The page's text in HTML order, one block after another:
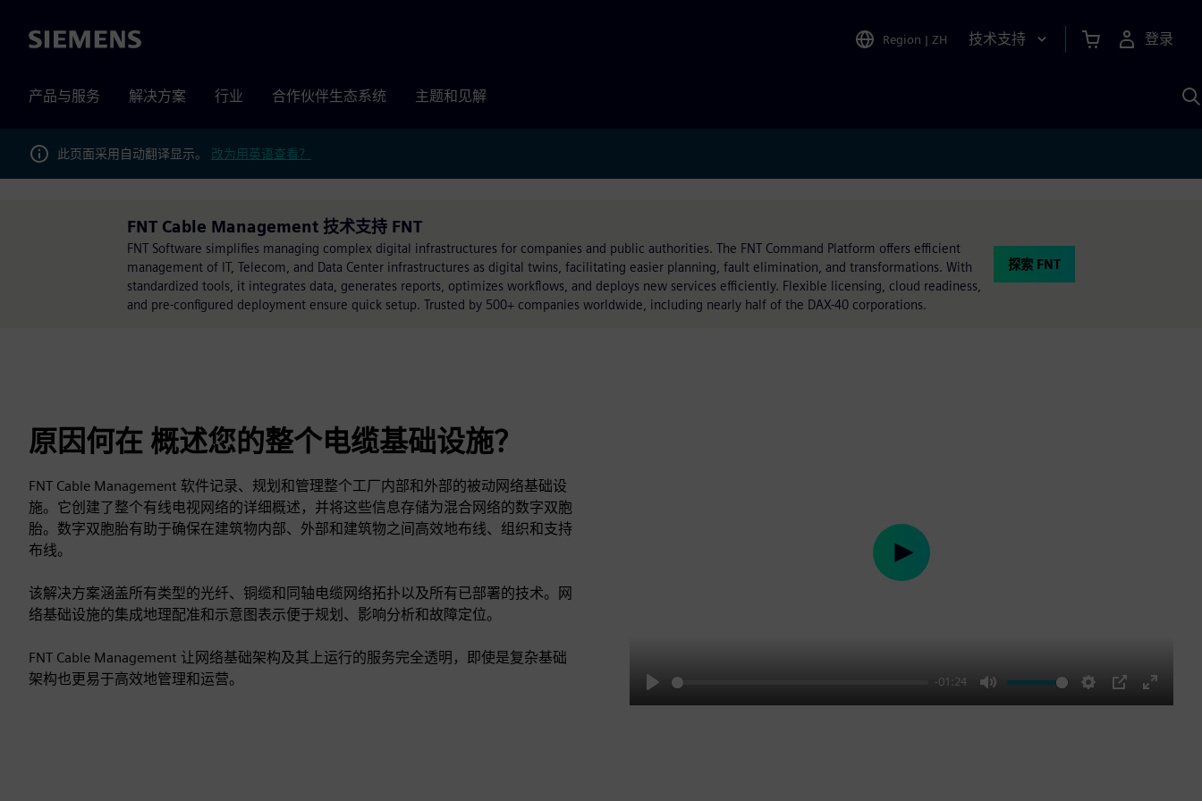
Siemens Region | ZH 技术支持 登录
产品与服务 解决方案 行业 合作伙伴生态系统 主题和见解
此页面采用自动翻译显示。 改为用英语查看？
FNT Cable Management 技术支持 FNT
FNT Software simplifies managing complex digital infrastructures for companies and public authorities. The FNT Command Platform offers efficient
management of IT, Telecom, and Data Center infrastructures as digital twins, facilitating easier planning, fault elimination, and transformations. With
standardized tools, it integrates data, generates reports, optimizes workflows, and deploys new services efficiently. Flexible licensing, cloud readiness,
and pre-configured deployment ensure quick setup. Trusted by 500+ companies worldwide, including nearly half of the DAX-40 corporations.
探索 FNT
原因何在 概述您的整个电缆基础设施？
FNT Cable Management 软件记录、规划和管理整个工厂内部和外部的被动网络基础设
施。它创建了整个有线电视网络的详细概述，并将这些信息存储为混合网络的数字双胞
胎。数字双胞胎有助于确保在建筑物内部、外部和建筑物之间高效地布线、组织和支持
布线。
该解决方案涵盖所有类型的光纤、铜缆和同轴电缆网络拓扑以及所有已部署的技术。网
络基础设施的集成地理配准和示意图表示便于规划、影响分析和故障定位。
FNT Cable Management 让网络基础架构及其上运行的服务完全透明，即使是复杂基础
架构也更易于高效地管理和运营。
Play
-01:24
Mute Settings
PIP
Enter
Play